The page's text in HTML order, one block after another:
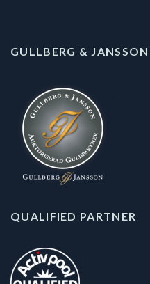
GULLBERG &
QUALIFIED PARTNER